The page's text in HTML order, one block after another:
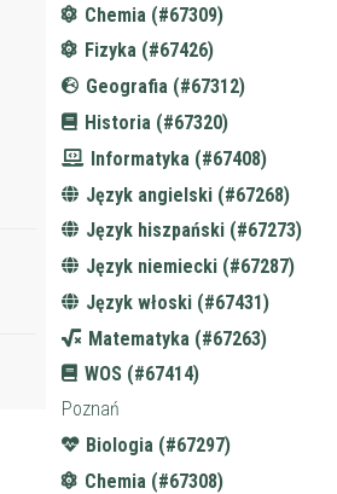
Chemia (#67309)
Fizyka (#67426)
Geografia (#67312)
Historia (#67320)
Informatyka (#67408)
Język angielski (#67268)
Język hiszpański (#67273)
Język niemiecki (#67287)
Język włoski (#67431)
Matematyka (#67263)
WOS (#67414)
Poznań
Biologia (#67297)
Chemia (#67308)